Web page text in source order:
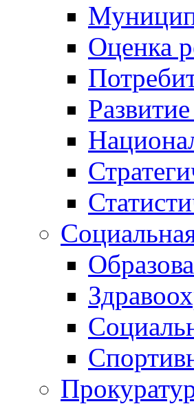
Оценка